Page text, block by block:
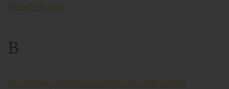
Бўлиб тўлаш
В
Вакиллик ҳисобварақлардаги маблағлар